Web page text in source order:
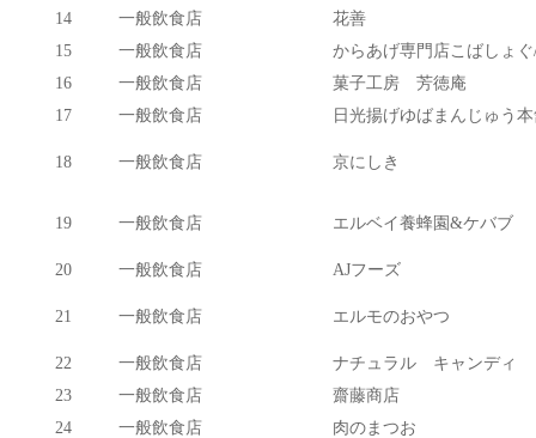
14
一般飲食店
花善
15
一般飲食店
からあげ専門店こばしょ
16
一般飲食店
菓子工房 芳徳庵
17
一般飲食店 日光揚げゆばまんじゅう
18 一般飲食店 京にしき
19 一般飲食店 エルベイ養蜂園&ケバブ
20 一般飲食店 AJフーズ
21 一般飲食店 エルモのおやつ
22 一般飲食店
ナチュラル キャンディ
23
一般飲食店
齋藤商店
24
一般飲食店
肉のまつお